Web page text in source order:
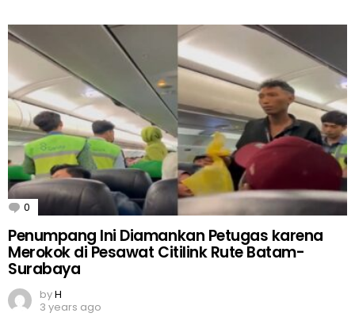
0 Comments
Penumpang Ini Diamankan Petugas karena
Merokok di Pesawat Citilink Rute Batam-
Surabaya
byH
3 years ago